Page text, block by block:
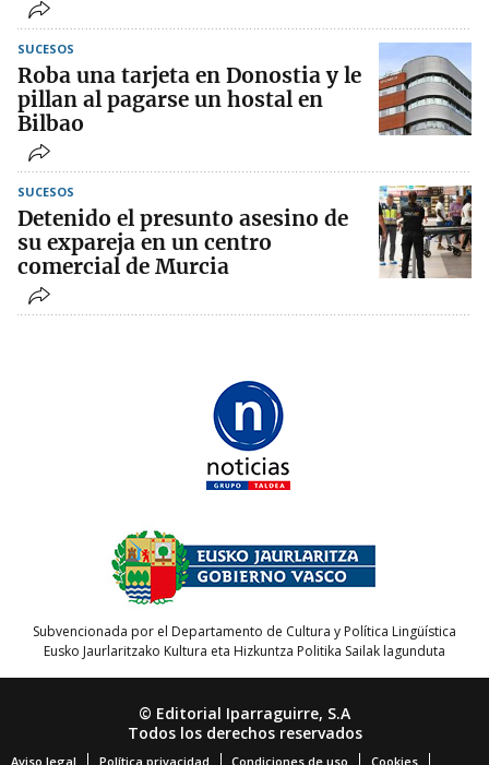
SUCESOS
Roba una tarjeta en Donostia y le
pillan al pagarse un hostal en
Bilbao
SUCESOS
Detenido el presunto asesino de
su expareja en un centro
comercial de Murcia
Subvencionada por el Departamento de Cultura y Política Lingüística
Eusko Jaurlaritzako Kultura eta Hizkuntza Politika Sailak lagunduta
© Editorial Iparraguirre, S.A
Todos los derechos reservados
Aviso legal Política privacidad Condiciones de uso Cookies